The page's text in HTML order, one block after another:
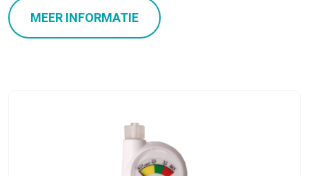
MEER INFORMATIE